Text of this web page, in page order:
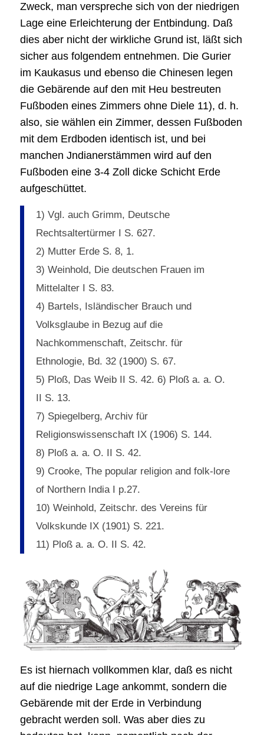
Zweck, man verspreche sich von der niedrigen
Lage eine Erleichterung der Entbindung. Daß
dies aber nicht der wirkliche Grund ist, läßt sich
sicher aus folgendem entnehmen. Die Gurier
im Kaukasus und ebenso die Chinesen legen
die Gebärende auf den mit Heu bestreuten
Fußboden eines Zimmers ohne Diele 11), d. h.
also, sie wählen ein Zimmer, dessen Fußboden
mit dem Erdboden identisch ist, und bei
manchen Jndianerstämmen wird auf den
Fußboden eine 3-4 Zoll dicke Schicht Erde
aufgeschüttet.
1) Vgl. auch Grimm, Deutsche
Rechtsaltertürmer I S. 627.
2) Mutter Erde S. 8, 1.
3) Weinhold, Die deutschen Frauen im
Mittelalter I S. 83.
4) Bartels, Isländischer Brauch und
Volksglaube in Bezug auf die
Nachkommenschaft, Zeitschr. für
Ethnologie, Bd. 32 (1900) S. 67.
5) Ploß, Das Weib II S. 42. 6) Ploß a. a. O.
II S. 13.
7) Spiegelberg, Archiv für
Religionswissenschaft IX (1906) S. 144.
8) Ploß a. a. O. II S. 42.
9) Crooke, The popular religion and folk-lore
of Northern India I p.27.
10) Weinhold, Zeitschr. des Vereins für
Volkskunde IX (1901) S. 221.
11) Ploß a. a. O. II S. 42.
Es ist hiernach vollkommen klar, daß es nicht
auf die niedrige Lage ankommt, sondern die
Gebärende mit der Erde in Verbindung
gebracht werden soll. Was aber dies zu